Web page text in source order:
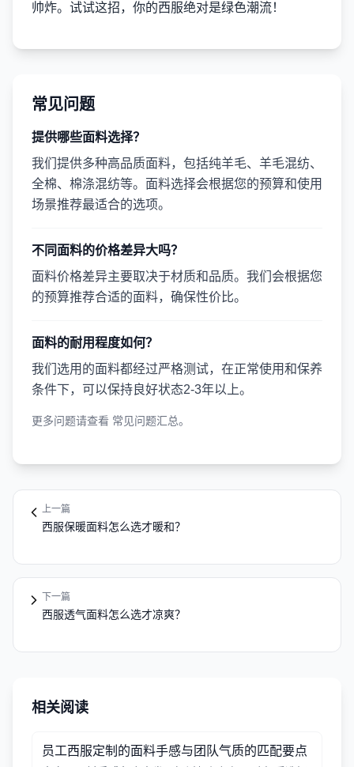
帅炸。试试这招，你的西服绝对是绿色潮流！
常见问题
提供哪些面料选择？
我们提供多种高品质面料，包括纯羊毛、羊毛混纺、
全棉、棉涤混纺等。面料选择会根据您的预算和使用
场景推荐最适合的选项。
不同面料的价格差异大吗？
面料价格差异主要取决于材质和品质。我们会根据您
的预算推荐合适的面料，确保性价比。
面料的耐用程度如何？
我们选用的面料都经过严格测试，在正常使用和保养
条件下，可以保持良好状态2-3年以上。
更多问题请查看 常见问题汇总。
上一篇
西服保暖面料怎么选才暖和？
下一篇
西服透气面料怎么选才凉爽？
相关阅读
员工西服定制的面料手感与团队气质的匹配要点